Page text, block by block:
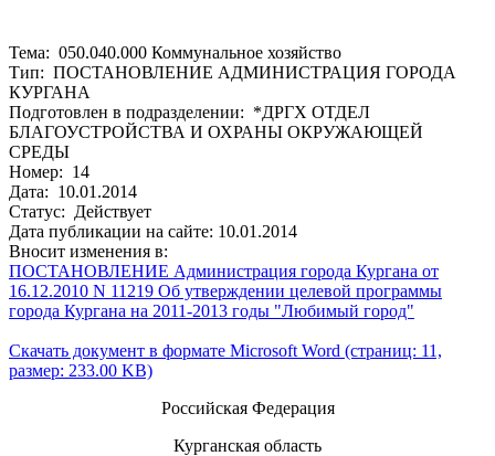
Тема: 050.040.000 Коммунальное хозяйство
Тип: ПОСТАНОВЛЕНИЕ АДМИНИСТРАЦИЯ ГОРОДА
КУРГАНА
Подготовлен в подразделении: *ДРГХ ОТДЕЛ
БЛАГОУСТРОЙСТВА И ОХРАНЫ ОКРУЖАЮЩЕЙ
СРЕДЫ
Номер: 14
Дата: 10.01.2014
Статус: Действует
Дата публикации на сайте: 10.01.2014
Вносит изменения в:
ПОСТАНОВЛЕНИЕ Администрация города Кургана от
16.12.2010 N 11219 Об утверждении целевой программы
города Кургана на 2011-2013 годы "Любимый город"
Скачать документ в формате Microsoft Word (страниц: 11,
размер: 233.00 KB)
Российская Федерация
Курганская область